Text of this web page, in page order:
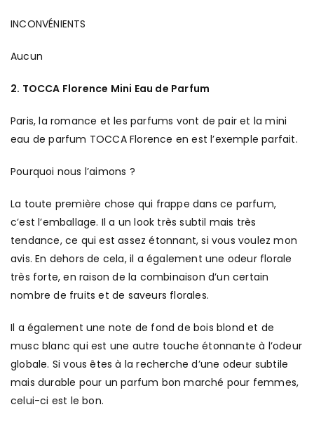
INCONVÉNIENTS
Aucun
2. TOCCA Florence Mini Eau de Parfum
Paris, la romance et les parfums vont de pair et la mini
eau de parfum TOCCA Florence en est l’exemple parfait.
Pourquoi nous l’aimons ?
La toute première chose qui frappe dans ce parfum,
c’est l’emballage. Il a un look très subtil mais très
tendance, ce qui est assez étonnant, si vous voulez mon
avis. En dehors de cela, il a également une odeur florale
très forte, en raison de la combinaison d’un certain
nombre de fruits et de saveurs florales.
Il a également une note de fond de bois blond et de
musc blanc qui est une autre touche étonnante à l’odeur
globale. Si vous êtes à la recherche d’une odeur subtile
mais durable pour un parfum bon marché pour femmes,
celui-ci est le bon.